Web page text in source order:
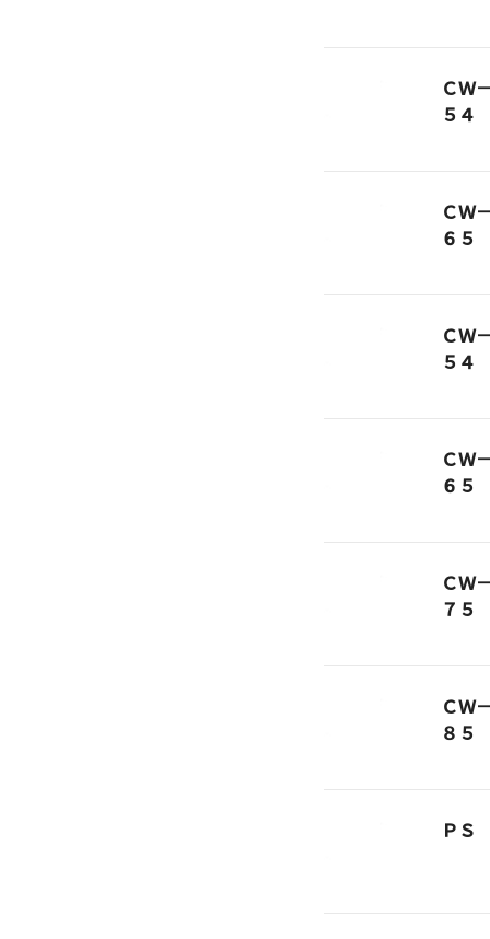
ＣＷ
５４
ＣＷ
６５
ＣＷ
５４
ＣＷ
６５
ＣＷ
７５
ＣＷ
８５
ＰＳ